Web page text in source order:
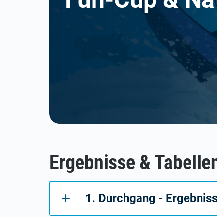
Ergebnisse &
1. Durchgang -